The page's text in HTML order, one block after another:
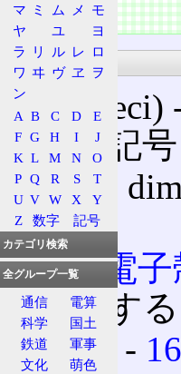
主な用途
科学
4d (deci)
単位記
4D (4
デル
4d ‐電子
対応す
0x4D ‐
マ ミ ム メ
モ
ヤ
ユ
ヨ
ラ
リ ル レ ロ
ワ ヰ ヴ ヱ
ヲ
ン
A B C D
E
F G H I
J
K L M N
O
P Q R S
T
U V W X
Y
Z
数字 記号
カテゴリ検索
全グループ一覧
通信
電算
科学
国土
鉄道
軍事
文化
萌色